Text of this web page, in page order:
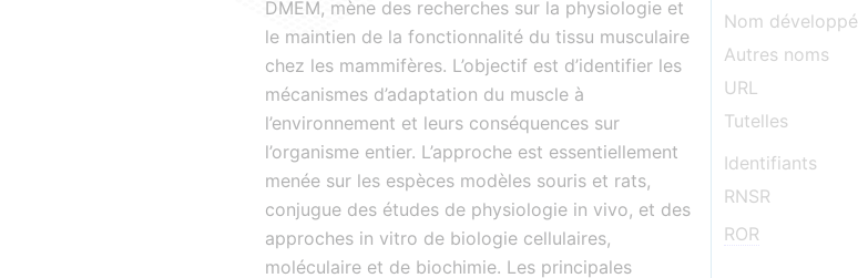
Nom développé
Autres noms
URL
Tutelles
Identifiants
RNSR
ROR
DMEM, mène des recherches sur la physiologie et
le maintien de la fonctionnalité du tissu musculaire
chez les mammifères. L’objectif est d’identifier les
mécanismes d’adaptation du muscle à
l’environnement et leurs conséquences sur
l’organisme entier. L’approche est essentiellement
menée sur les espèces modèles souris et rats,
conjugue des études de physiologie in vivo, et des
approches in vitro de biologie cellulaires,
moléculaire et de biochimie. Les principales